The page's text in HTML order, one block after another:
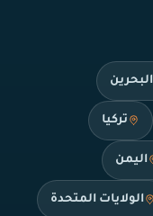
البحرين
تركيا
اليمن
الولايات المتحدة